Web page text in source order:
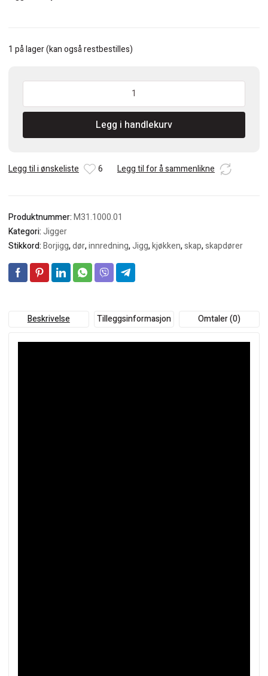
1 på lager (kan også restbestilles)
Ecodrill
med
antall
Legg i handlekurv
Legg til i ønskeliste 6 Legg til for å sammenlikne
Produktnummer:M31.1000.01
Kategori:Jigger
Stikkord:Borjigg,dør,innredning,Jigg,kjøkken,skap,skapdører
Beskrivelse Tilleggsinformasjon Omtaler (0)